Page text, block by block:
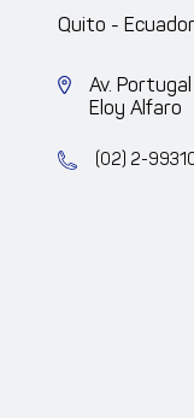
Quito - Ecuador
Av.
Eloy Alfaro
(02) 2-